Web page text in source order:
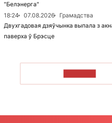
"Белэнерга"
18:24
07.08.2026
Грамадства
Двухгадовая дзяўчынка выпала з
паверха ў Брэсце